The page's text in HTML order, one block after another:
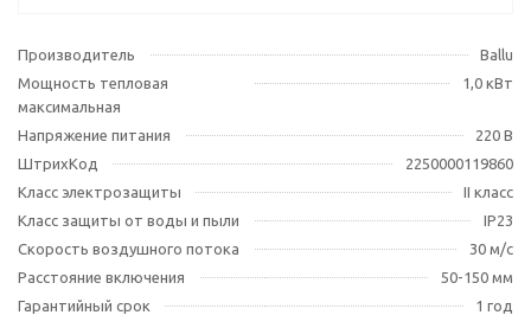
Производитель
Ballu
Мощность тепловая
максимальная
1,0 кВт
Напряжение питания
220 В
ШтрихКод
2250000119860
Класс электрозащиты
II класс
Класс защиты от воды и пыли
IP23
Скорость воздушного потока
30 м/с
Расстояние включения
50-150 мм
Гарантийный срок
1 год